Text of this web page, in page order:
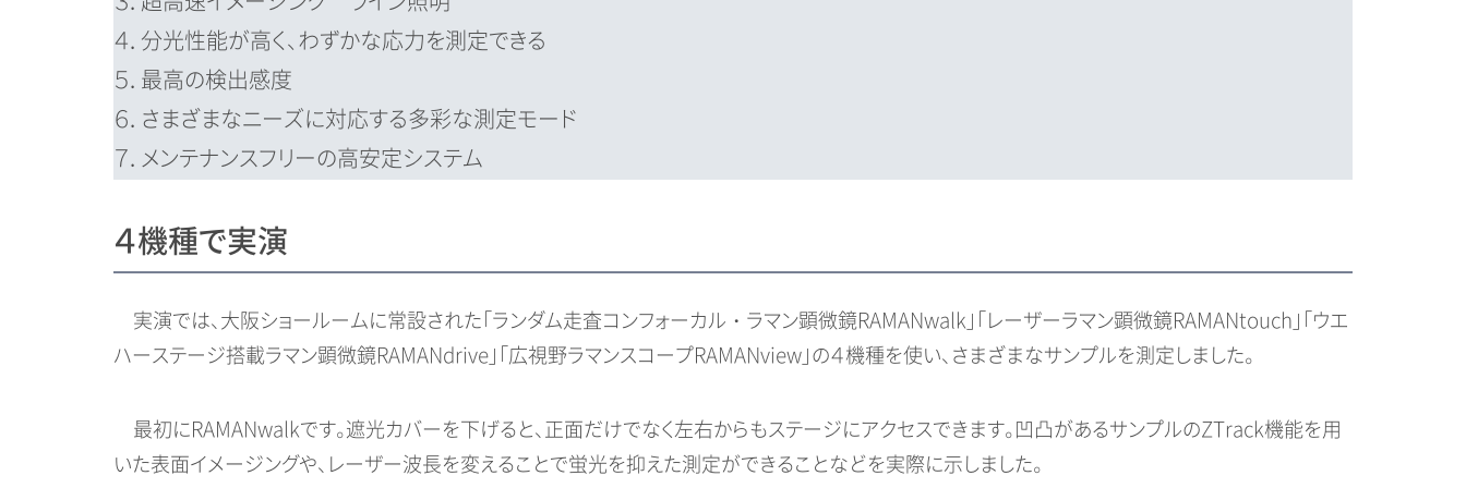
４．分光性能が高く、わずかな応力を測定できる
５．最高の検出感度
６．さまざまなニーズに対応する多彩な測定モード
７．メンテナンスフリーの高安定システム
４機種で実演
実演では、大阪ショールームに常設された「ランダム走査コンフォーカル・ラマン顕微鏡RAMANwalk」「レーザーラマン顕微鏡RAMANtouch」「ウエ
ハーステージ搭載ラマン顕微鏡RAMANdrive」「広視野ラマンスコープRAMANview」の４機種を使い、さまざまなサンプルを測定しました。
最初にRAMANwalkです。遮光カバーを下げると、正面だけでなく左右からもステージにアクセスできます。凹凸があるサンプルのZTrack機能を用
いた表面イメージングや、レーザー波長を変えることで蛍光を抑えた測定ができることなどを実際に示しました。